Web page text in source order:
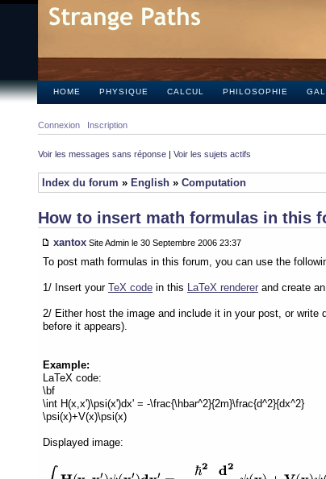
HOME PHYSIQUE CALCUL PHILOSOPHIE
Connexion Inscription
Voir les messages sans réponse | Voir les sujets actifs
Index du forum » English » Computation
How to insert math formulas in this
xantox Site Admin le 30 Septembre 2006 23:37
To post math formulas in this forum, you can use the
1/ Insert your TeX code in this LaTeX renderer and create
2/ Either host the image and include it in your post, or
before it appears).
Example:
LaTeX code:
\bf
\int H(x,x')\psi(x')dx' = -\frac{\hbar^2}{2m}\frac{d^2}{dx^2}
\psi(x)+V(x)\psi(x)
Displayed image: